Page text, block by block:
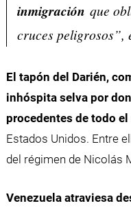
inmigración que
cruces peligrosos”,
El tapón del Darién,
inhóspita selva por
procedentes de todo
Estados Unidos. Entre
del régimen de Nicolás
Venezuela atraviesa